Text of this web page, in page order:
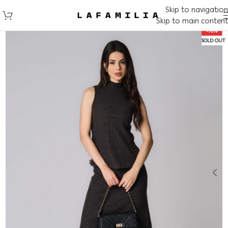
Skip to navigation
Skip to main content
-70%
SOLD OUT